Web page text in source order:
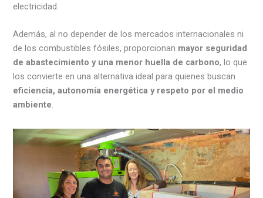
electricidad.
Además, al no depender de los mercados internacionales ni
de los combustibles fósiles, proporcionan mayor seguridad
de abastecimiento y una menor huella de carbono, lo que
los convierte en una alternativa ideal para quienes buscan
eficiencia, autonomía energética y respeto por el medio
ambiente.